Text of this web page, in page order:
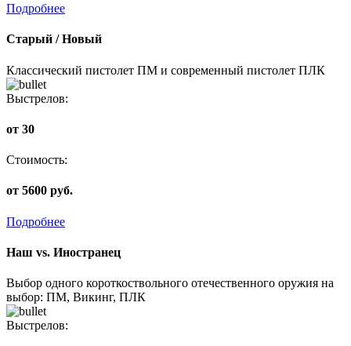
Подробнее
Старый / Новый
Классический пистолет ПМ и современный пистолет ПЛК
Выстрелов:
от 30
Стоимость:
от 5600 руб.
Подробнее
Наш vs. Иностранец
Выбор одного короткоствольного отечественного оружия на
выбор: ПМ, Викинг, ПЛК
Выстрелов: